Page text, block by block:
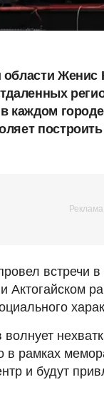
области
каждом
встречи
Актогайском
волнует
в рамках
и будут